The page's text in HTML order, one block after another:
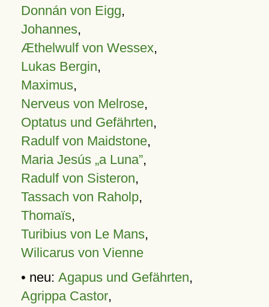
Donnán von Eigg,
Johannes,
Æthelwulf von Wessex,
Lukas Bergin,
Maximus,
Nerveus von Melrose,
Optatus und Gefährten,
Radulf von Maidstone,
Maria Jesús „a Luna”,
Radulf von Sisteron,
Tassach von Raholp,
Thomaïs,
Turibius von Le Mans,
Wilicarus von Vienne
• neu: Agapus und Gefährten,
Agrippa Castor,